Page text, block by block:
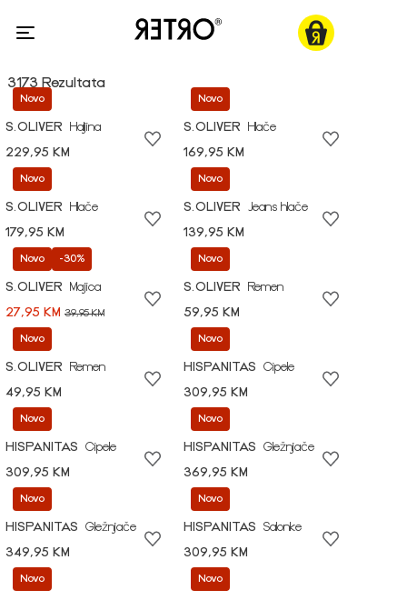
3173 Rezultata
Novo
S.OLIVER
Haljina
229,95 KM
Novo
S.OLIVER
Hlače
169,95 KM
Novo
S.OLIVER
Hlače
179,95 KM
Novo
S.OLIVER
Jeans hlače
139,95 KM
Novo -30%
S.OLIVER
Majica
27,95 KM 39,95 KM
Novo
S.OLIVER
Remen
59,95 KM
Novo
S.OLIVER
Remen
49,95 KM
Novo
HISPANITAS
Cipele
309,95 KM
Novo
HISPANITAS
Cipele
309,95 KM
Novo
HISPANITAS
Gležnjače
369,95 KM
Novo
HISPANITAS
Gležnjače
349,95 KM
Novo
HISPANITAS
Salonke
309,95 KM
Novo Novo